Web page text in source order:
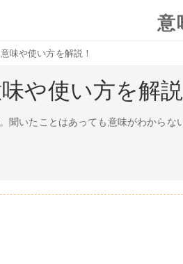
意
味や使い方を解説！
や使い方を解説
聞いたことはあっても意味がわから